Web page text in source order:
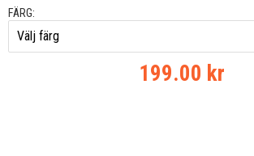
FÄRG:
199.00 kr